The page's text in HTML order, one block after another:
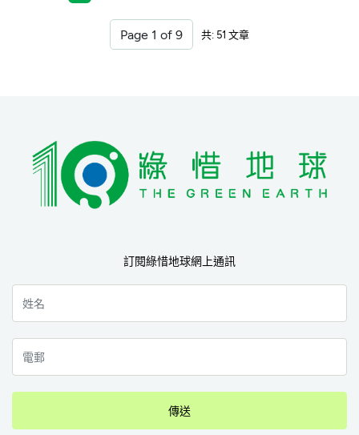
共: 51 文章
訂閱綠惜地球網上通訊
傳送